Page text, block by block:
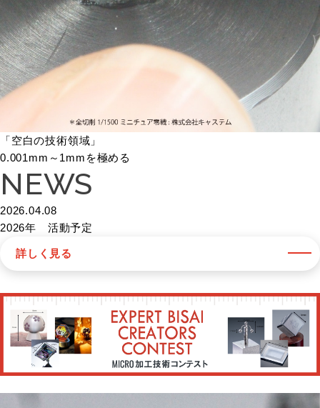
「空白の技術領域」
0.001mm～1mmを極める
NEWS
2026.04.08
2026年 活動予定
詳しく見る